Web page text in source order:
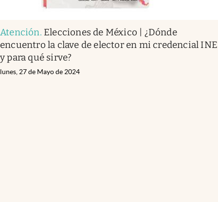
Atención. Elecciones de México | ¿Dónde
encuentro la clave de elector en mi credencial INE
y para qué sirve?
lunes, 27 de Mayo de 2024